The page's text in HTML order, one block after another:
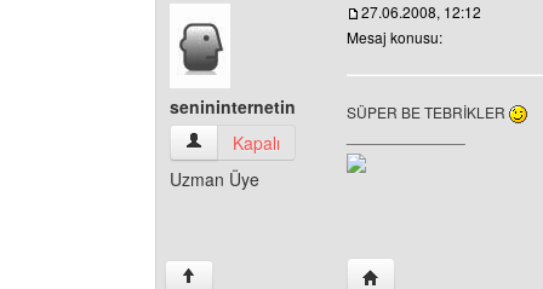
senininternetin
senininternetin Kullanıcının profilini görüntüle
Kapalı
Uzman Üye
27.06.2008, 12:12
Mesaj konusu:
SÜPER BE TEBRİKLER
↑ Yazarın web sitesini